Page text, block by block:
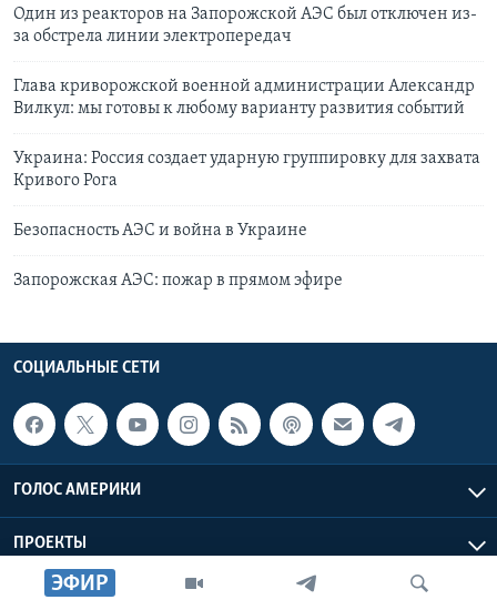
ЭФИР
Один из реакторов на Запорожской АЭС был отключен из-
за обстрела линии электропередач
Глава криворожской военной администрации Александр
Вилкул: мы готовы к любому варианту развития событий
Украина: Россия создает ударную группировку для захвата
Кривого Рога
Безопасность АЭС и война в Украине
Запорожская АЭС: пожар в прямом эфире
СОЦИАЛЬНЫЕ СЕТИ
ГОЛОС АМЕРИКИ
ПРОЕКТЫ